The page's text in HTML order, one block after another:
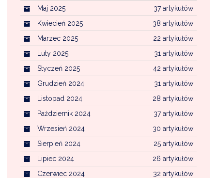
37 artykułów
Maj 2025
38 artykułów
Kwiecień 2025
22 artykułów
Marzec 2025
31 artykułów
Luty 2025
42 artykułów
Styczeń 2025
31 artykułów
Grudzień 2024
28 artykułów
Listopad 2024
37 artykułów
Październik 2024
30 artykułów
Wrzesień 2024
25 artykułów
Sierpień 2024
26 artykułów
Lipiec 2024
32 artykułów
Czerwiec 2024